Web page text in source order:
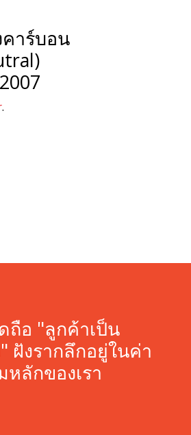
คาร์บอน
.
ถือ "ลูกค้าเป็น
ฝังรากลึกอยู่ในค่า
หลักของเรา